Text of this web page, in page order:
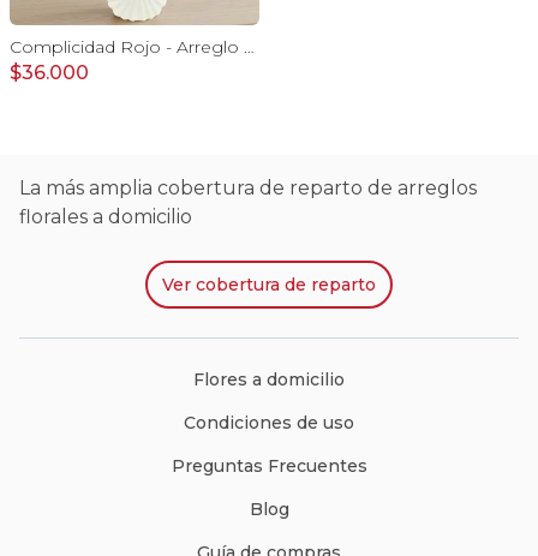
Complicidad Rojo - Arreglo floral con rosas rojas e hypericum
$36.000
La más amplia cobertura de reparto de arreglos
florales a domicilio
Ver cobertura de reparto
Flores a domicilio
Condiciones de uso
Preguntas Frecuentes
Blog